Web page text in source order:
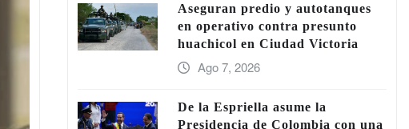
Aseguran predio y autotanques
en operativo contra presunto
huachicol en Ciudad Victoria
Ago 7, 2026
De la Espriella asume la
Presidencia de Colombia con una